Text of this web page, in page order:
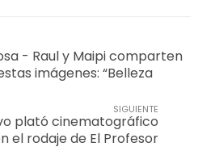
- Raul y Maipi comparten
imágenes: “Belleza
SIGUIENTE
plató cinematográfico
el rodaje de El Profesor